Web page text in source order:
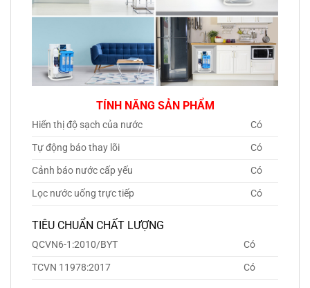
TÍNH NĂNG SẢN PHẨM
Hiển thị độ sạch của nước
Có
Tự động báo thay lõi
Có
Cảnh báo nước cấp yếu
Có
Lọc nước uống trực tiếp
Có
TIÊU CHUẨN CHẤT LƯỢNG
QCVN6-1:2010/BYT
Có
TCVN 11978:2017
Có